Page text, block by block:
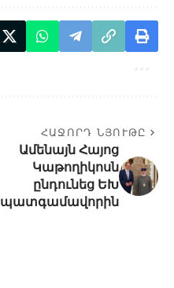
ՀԱՋՈՐԴ ՆՅՈՒԹԸ
Ամենայն Հայոց
Կաթողիկոսն
ընդունեց ԵԽ
պատգամավորին